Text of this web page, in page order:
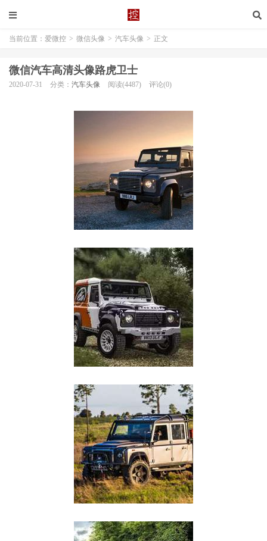
当前位置： 爱微控 > 微信头像 > 汽车头像 > 正文
微信汽车高清头像路虎卫士
2020-07-31 分类： 汽车头像 阅读(4487) 评论(0)